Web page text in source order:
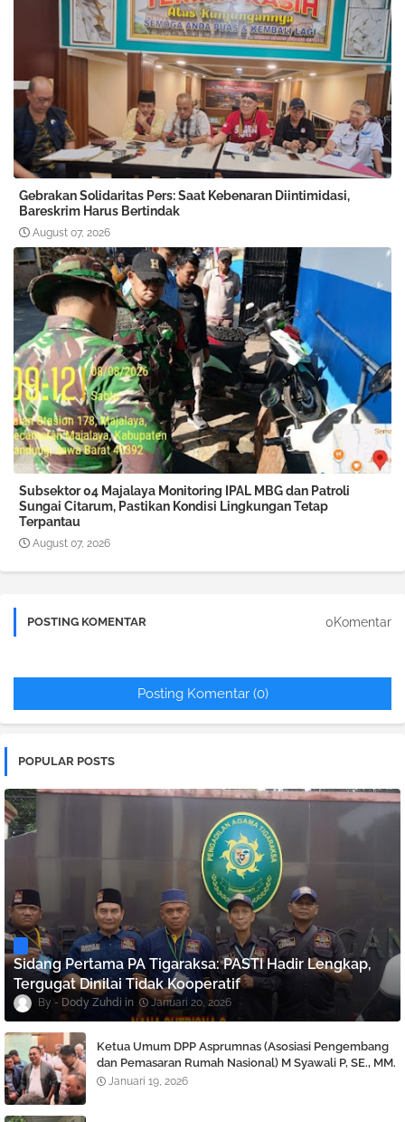
Gebrakan Solidaritas Pers: Saat Kebenaran Diintimidasi,
Bareskrim Harus Bertindak
August 07, 2026
Subsektor 04 Majalaya Monitoring IPAL MBG dan Patroli
Sungai Citarum, Pastikan Kondisi Lingkungan Tetap
Terpantau
August 07, 2026
POSTING KOMENTAR 0Komentar
Posting Komentar (0)
POPULAR POSTS
Sidang Pertama PA Tigaraksa: PASTI Hadir Lengkap,
Tergugat Dinilai Tidak Kooperatif
Dody Zuhdi Januari 20, 2026
Ketua Umum DPP Asprumnas (Asosiasi Pengembang
dan Pemasaran Rumah Nasional) M Syawali P, SE., MM.
Angkat bicara Terkait Berlaku nya KUHP dan KUHAP
Januari 19, 2026